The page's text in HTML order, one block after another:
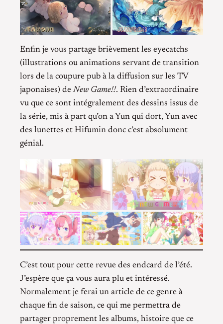
Enfin je vous partage brièvement les eyecatchs
(illustrations ou animations servant de transition
lors de la coupure pub à la diffusion sur les TV
japonaises) de New Game!!. Rien d’extraordinaire
vu que ce sont intégralement des dessins issus de
la série, mis à part qu’on a Yun qui dort, Yun avec
des lunettes et Hifumin donc c’est absolument
génial.
C’est tout pour cette revue des endcard de l’été.
J’espère que ça vous aura plu et intéressé.
Normalement je ferai un article de ce genre à
chaque fin de saison, ce qui me permettra de
partager proprement les albums, histoire que ce